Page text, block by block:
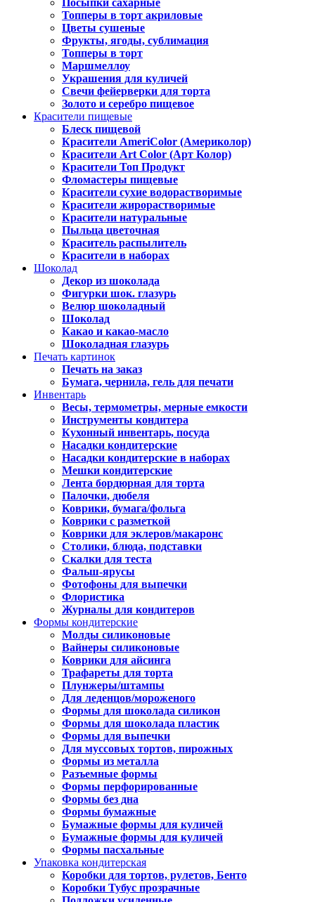
Посыпки сахарные
Топперы в торт акриловые
Цветы сушеные
Фрукты, ягоды, сублимация
Топперы в торт
Маршмеллоу
Украшения для куличей
Свечи фейерверки для торта
Золото и серебро пищевое
Красители пищевые
Блеск пищевой
Красители AmeriColor (Америколор)
Красители Art Color (Арт Колор)
Красители Топ Продукт
Фломастеры пищевые
Красители сухие водорастворимые
Красители жирорастворимые
Красители натуральные
Пыльца цветочная
Краситель распылитель
Красители в наборах
Шоколад
Декор из шоколада
Фигурки шок. глазурь
Велюр шоколадный
Шоколад
Какао и какао-масло
Шоколадная глазурь
Печать картинок
Печать на заказ
Бумага, чернила, гель для печати
Инвентарь
Весы, термометры, мерные емкости
Инструменты кондитера
Кухонный инвентарь, посуда
Насадки кондитерские
Насадки кондитерские в наборах
Мешки кондитерские
Лента бордюрная для торта
Палочки, дюбеля
Коврики, бумага/фольга
Коврики с разметкой
Коврики для эклеров/макаронс
Столики, блюда, подставки
Скалки для теста
Фальш-ярусы
Фотофоны для выпечки
Флористика
Журналы для кондитеров
Формы кондитерские
Молды силиконовые
Вайнеры силиконовые
Коврики для айсинга
Трафареты для торта
Плунжеры/штампы
Для леденцов/мороженого
Формы для шоколада силикон
Формы для шоколада пластик
Формы для выпечки
Для муссовых тортов, пирожных
Формы из металла
Разъемные формы
Формы перфорированные
Формы без дна
Формы бумажные
Бумажные формы для куличей
Бумажные формы для куличей
Формы пасхальные
Упаковка кондитерская
Коробки для тортов, рулетов, Бенто
Коробки Тубус прозрачные